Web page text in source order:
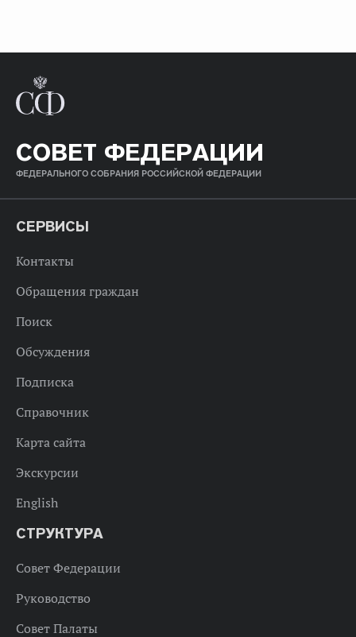
СОВЕТ ФЕДЕРАЦИИ
ФЕДЕРАЛЬНОГО СОБРАНИЯ РОССИЙСКОЙ ФЕДЕРАЦИИ
СЕРВИСЫ
Контакты
Обращения граждан
Поиск
Обсуждения
Подписка
Справочник
Карта сайта
Экскурсии
English
СТРУКТУРА
Совет Федерации
Руководство
Совет Палаты